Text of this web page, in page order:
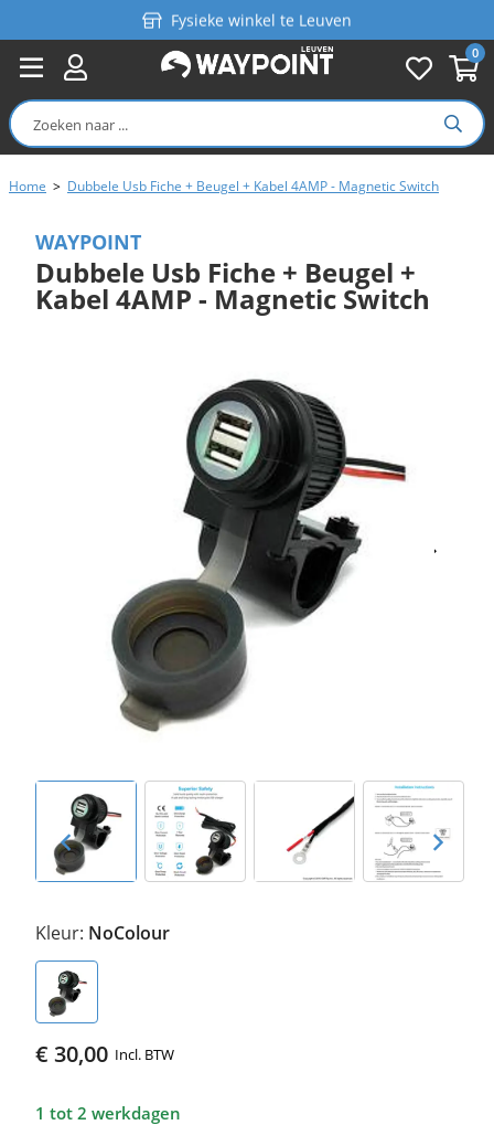
0
Fysieke winkel te Leuven
Persoonlijk advies
Gratis verzending in België vanaf €99
Home > Dubbele Usb Fiche + Beugel + Kabel 4AMP - Magnetic Switch
WAYPOINT
Dubbele Usb Fiche + Beugel +
Kabel 4AMP - Magnetic Switch
Kleur: NoColour
€ 30,00 Incl. BTW
1 tot 2 werkdagen